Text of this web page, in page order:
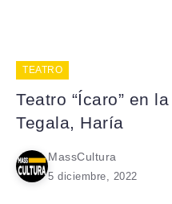
TEATRO
Teatro “Ícaro” en
Tegala, Haría
MassCultura
5 diciembre, 2022